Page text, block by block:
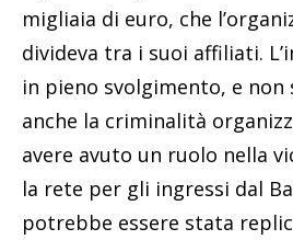
migliaia di euro, che
divideva tra i suoi affiliati.
in pieno svolgimento, e non
anche la criminalità
avere avuto un ruolo nella
la rete per gli ingressi dal
potrebbe essere stata